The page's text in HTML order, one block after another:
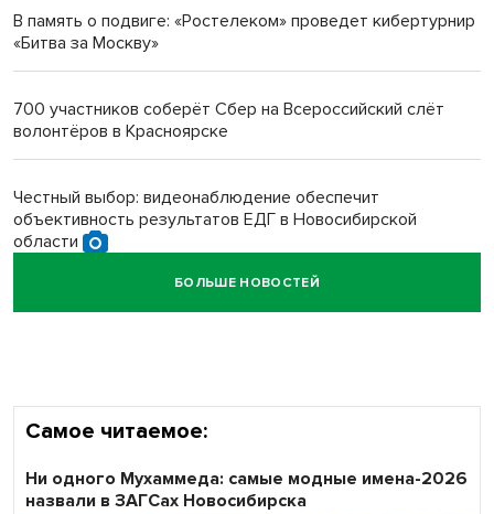
В память о подвиге: «Ростелеком» проведет кибертурнир
«Битва за Москву»
700 участников соберёт Сбер на Всероссийский слёт
волонтёров в Красноярске
Честный выбор: видеонаблюдение обеспечит
объективность результатов ЕДГ в Новосибирской
области
Кибертанки пошли в бой: «Ростелеком» объявляет
БОЛЬШЕ НОВОСТЕЙ
Самое читаемое:
Ни одного Мухаммеда: самые модные имена-2026
назвали в ЗАГСах Новосибирска